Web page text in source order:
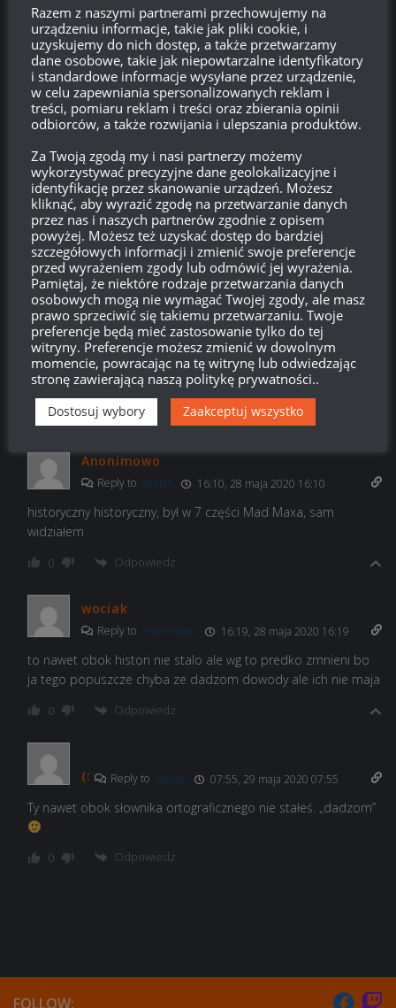
Styl z 277 z dorzuconym szmelcem i wyrzutnią zamiast
miśka.
0 Odpowiedz
Anonimowo
Reply to
Proszący o zbyt wiele?
18:04, 28 maja 2020 18:04
to nie wyrzutnia a działo kartoflowe
0 Odpowiedz
wociak 16:06, 28 maja 2020 16:06
historyczny element haha hyba jak wg sobie to na papierze
toaletowym narysowalo bedzie kierowane pismo w sprawie
zmienienia nazwy z historyczny element na fikcja wg nie
odpuszcze tego o nie
Odpowiedz
Anonimowo
Reply to wociak 16:10, 28 maja 2020 16:10
historyczny historyczny, był w 7 części Mad Maxa, sam
widziałem
0 Odpowiedz
wociak
Reply to Anonimowo 16:19, 28 maja 2020 16:19
to nawet obok histori nie stalo ale wg to predko zmnieni bo
ja tego popuszcze chyba ze dadzom dowody ale ich nie maja
0 Odpowiedz
(: Reply towociak 07:55, 29 maja 2020 07:55
Ty nawet obok słownika ortograficznego nie stałeś. „dadzom”
0 Odpowiedz
FOLLOW:
Razem z naszymi partnerami przechowujemy na
urządzeniu informacje, takie jak pliki cookie, i
uzyskujemy do nich dostęp, a także przetwarzamy
dane osobowe, takie jak niepowtarzalne identyfikatory
i standardowe informacje wysyłane przez urządzenie,
w celu zapewniania spersonalizowanych reklam i
treści, pomiaru reklam i treści oraz zbierania opinii
odbiorców, a także rozwijania i ulepszania produktów.
Za Twoją zgodą my i nasi partnerzy możemy
wykorzystywać precyzyjne dane geolokalizacyjne i
identyfikację przez skanowanie urządzeń. Możesz
kliknąć, aby wyrazić zgodę na przetwarzanie danych
przez nas i naszych partnerów zgodnie z opisem
powyżej. Możesz też uzyskać dostęp do bardziej
szczegółowych informacji i zmienić swoje preferencje
przed wyrażeniem zgody lub odmówić jej wyrażenia.
Pamiętaj, że niektóre rodzaje przetwarzania danych
osobowych mogą nie wymagać Twojej zgody, ale masz
prawo sprzeciwić się takiemu przetwarzaniu. Twoje
preferencje będą mieć zastosowanie tylko do tej
witryny. Preferencje możesz zmienić w dowolnym
momencie, powracając na tę witrynę lub odwiedzając
stronę zawierającą naszą politykę prywatności..
Dostosuj wybory Zaakceptuj wszystko